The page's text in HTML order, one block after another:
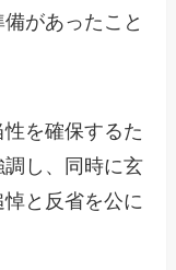
があったこと
を確保するた
し、同時に玄
と反省を公に